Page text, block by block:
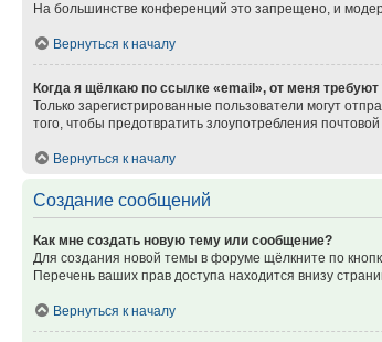
На большинстве конференций это запрещено, и
Вернуться к началу
Когда я щёлкаю по ссылке «email», от меня
Только зарегистрированные пользователи могут
того, чтобы предотвратить злоупотребления
Вернуться к началу
Создание сообщений
Как мне создать новую тему или сообщение?
Для создания новой темы в форуме щёлкните по
Перечень ваших прав доступа находится внизу
Вернуться к началу